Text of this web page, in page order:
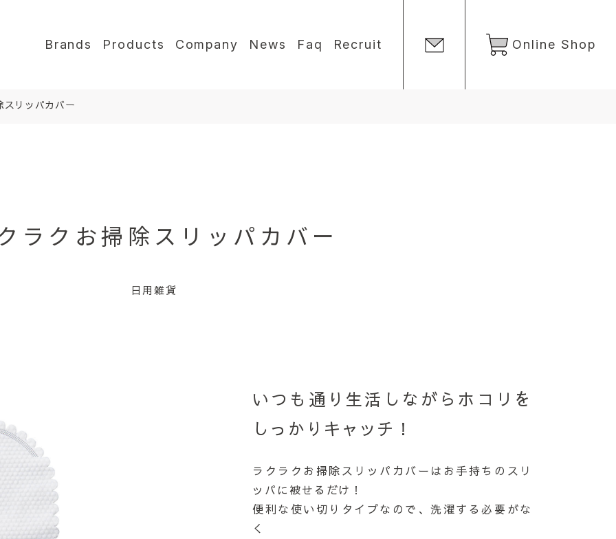
Brands Products Company News Faq Recruit Online Shop
スリッパカバー
ラクお掃除スリッパカバー
日用雑貨
いつも通り生活しながらホコリを
しっかりキャッチ！
ラクラクお掃除スリッパカバーはお手持ちのスリ
ッパに被せるだけ！
便利な使い切りタイプなので、洗濯する必要がな
く